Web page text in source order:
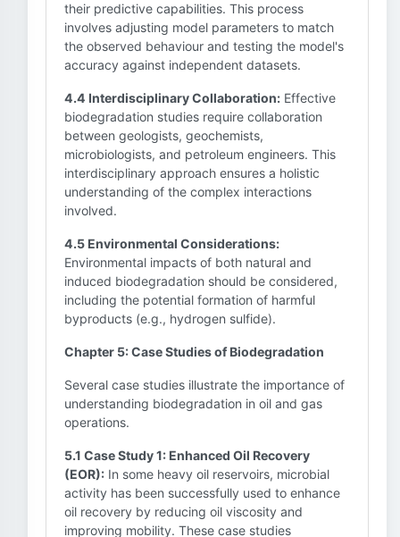
their predictive capabilities. This process
involves adjusting model parameters to match
the observed behaviour and testing the model's
accuracy against independent datasets.
4.4 Interdisciplinary Collaboration: Effective
biodegradation studies require collaboration
between geologists, geochemists,
microbiologists, and petroleum engineers. This
interdisciplinary approach ensures a holistic
understanding of the complex interactions
involved.
4.5 Environmental Considerations:
Environmental impacts of both natural and
induced biodegradation should be considered,
including the potential formation of harmful
byproducts (e.g., hydrogen sulfide).
Chapter 5: Case Studies of Biodegradation
Several case studies illustrate the importance of
understanding biodegradation in oil and gas
operations.
5.1 Case Study 1: Enhanced Oil Recovery
(EOR): In some heavy oil reservoirs, microbial
activity has been successfully used to enhance
oil recovery by reducing oil viscosity and
improving mobility. These case studies